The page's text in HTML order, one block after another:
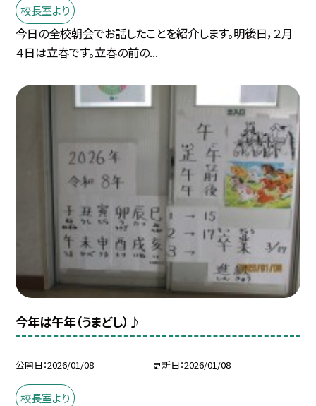
校長室より
今日の全校朝会でお話したことを紹介します。明後日，２月
４日は立春です。立春の前の...
今年は午年（うまどし）♪
公開日 2026/01/08 更新日 2026/01/08
校長室より